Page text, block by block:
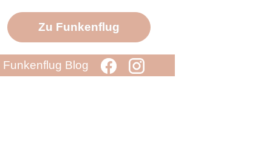
Zu Funkenflug
Funkenflug Blog